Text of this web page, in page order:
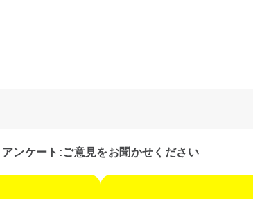
アンケート:ご意見をお聞かせください